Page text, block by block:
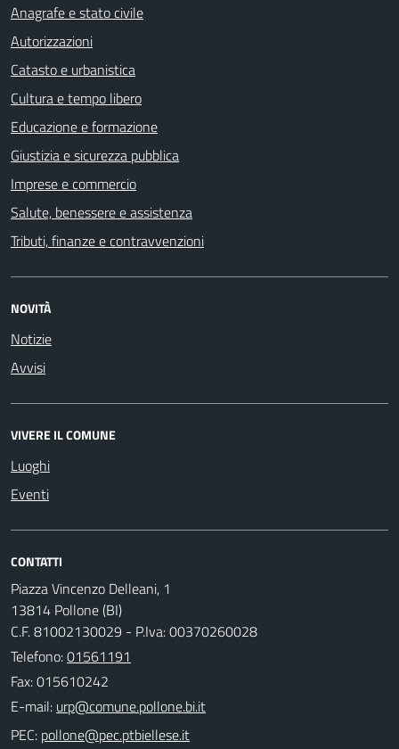
Anagrafe e stato civile
Autorizzazioni
Catasto e urbanistica
Cultura e tempo libero
Educazione e formazione
Giustizia e sicurezza pubblica
Imprese e commercio
Salute, benessere e assistenza
Tributi, finanze e contravvenzioni
NOVITÀ
Notizie
Avvisi
VIVERE IL COMUNE
Luoghi
Eventi
CONTATTI
Piazza Vincenzo Delleani, 1
13814 Pollone (BI)
C.F. 81002130029 - P.Iva: 00370260028
Telefono:01561191
Fax: 015610242
E-mail:
PEC: